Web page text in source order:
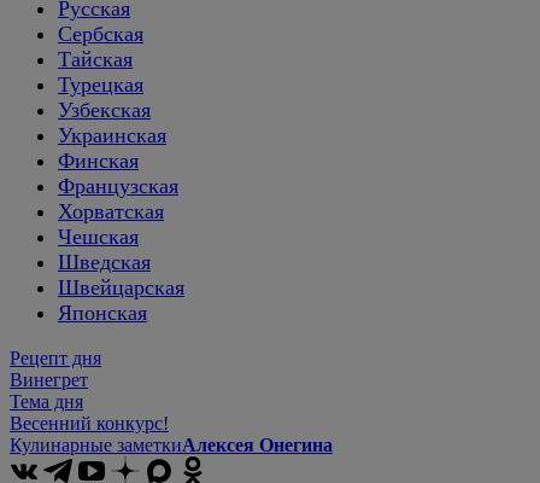
Русская
Сербская
Тайская
Турецкая
Узбекская
Украинская
Финская
Французская
Хорватская
Чешская
Шведская
Швейцарская
Японская
Рецепт дня
Винегрет
Тема дня
Весенний конкурс!
Кулинарные заметкиАлексея Онегина